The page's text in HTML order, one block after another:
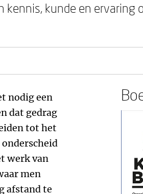
kennis, kunde en ervaring
nodig een
dat gedrag
tot het
werk van
men
afstand te